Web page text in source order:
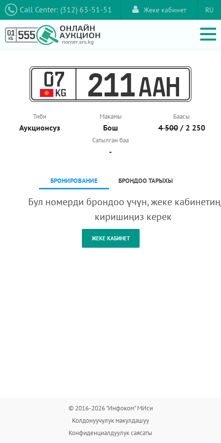
Call Center: (312) 63-51-51 RU
Жеке кабинет
07
KG 211 AAH
Тиби
Аукционcуз
Макамы
Бош
Баасы
4 500/ 2 250
Сатылган баа
-
БРОНИРОВАНИЕ БРОНДОО ТАРЫХЫ
Бул номерди брондоо үчүн, жеке
киришиңиз керек
© 2016-2026 "Инфоком" МИси
Колдонуучулук макулдашуу
Конфиденциалдуулук саясаты